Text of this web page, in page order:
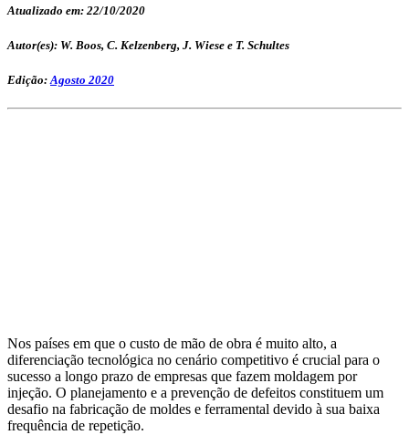
Atualizado em: 22/10/2020
Autor(es): W. Boos, C. Kelzenberg, J. Wiese e T. Schultes
Edição: Agosto 2020
Nos países em que o custo de mão de obra é muito alto, a
diferenciação tecnológica no cenário competitivo é crucial para o
sucesso a longo prazo de empresas que fazem moldagem por
injeção. O planejamento e a prevenção de defeitos constituem um
desafio na fabricação de moldes e ferramental devido à sua baixa
frequência de repetição.